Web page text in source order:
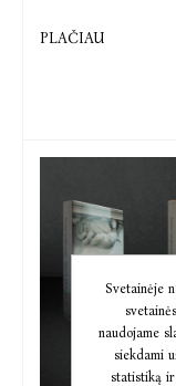
PLAČIAU
Svetainėje
naudojame
siekdami
statistiką ir